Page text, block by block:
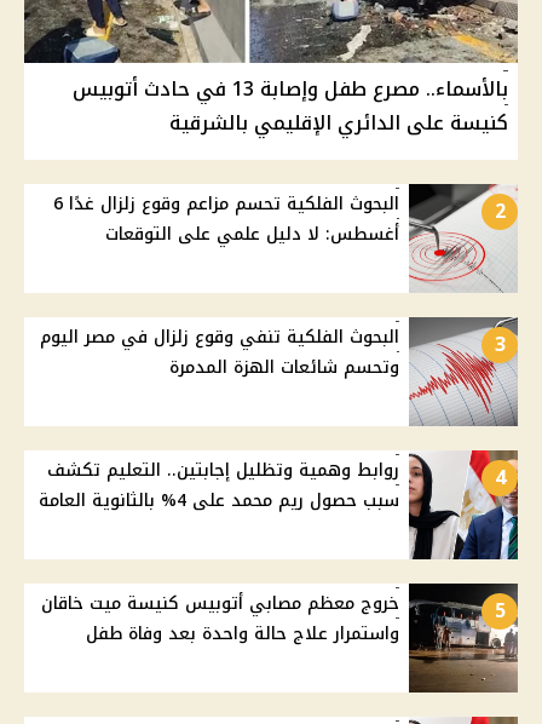
بالأسماء.. مصرع طفل وإصابة 13 في حادث أتوبيس
كنيسة على الدائري الإقليمي بالشرقية
2
البحوث الفلكية تحسم مزاعم وقوع زلزال غدًا 6
أغسطس: لا دليل علمي على التوقعات
3
البحوث الفلكية تنفي وقوع زلزال في مصر اليوم
وتحسم شائعات الهزة المدمرة
4
روابط وهمية وتظليل إجابتين.. التعليم تكشف
سبب حصول ريم محمد على 4% بالثانوية العامة
5
خروج معظم مصابي أتوبيس كنيسة ميت خاقان
واستمرار علاج حالة واحدة بعد وفاة طفل